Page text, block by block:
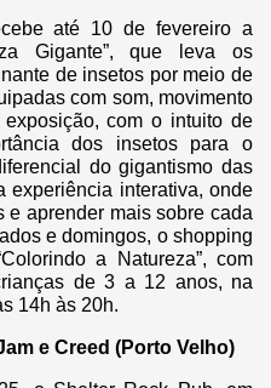
até 10 de fevereiro a
Gigante”, que leva os
de insetos por meio de
com som, movimento
com o intuito de
dos insetos para o
do gigantismo das
experiência interativa, onde
e aprender mais sobre cada
e domingos, o shopping
a Natureza”, com
de 3 a 12 anos, na
14h às 20h.
e Creed (Porto Velho)